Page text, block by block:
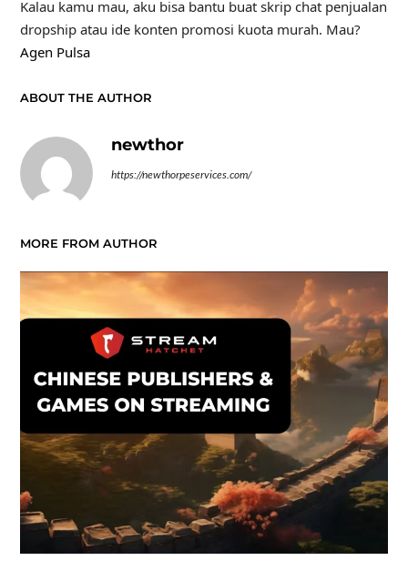
Kalau kamu mau, aku bisa bantu buat skrip chat penjualan
dropship atau ide konten promosi kuota murah. Mau?
Agen Pulsa
ABOUT THE AUTHOR
newthor
https://newthorpeservices.com/
MORE FROM AUTHOR